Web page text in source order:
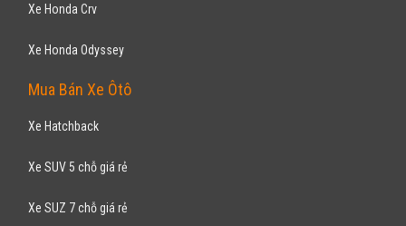
Xe Honda Crv
Xe Honda Odyssey
Mua Bán Xe Ôtô
Xe Hatchback
Xe SUV 5 chỗ giá rẻ
Xe SUZ 7 chỗ giá rẻ